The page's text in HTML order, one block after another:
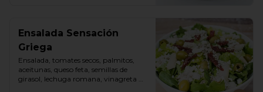
Ensalada Sensación
Griega
Ensalada, tomates secos, palmitos,
aceitunas, queso feta, semillas de
girasol, lechuga romana, vinagreta